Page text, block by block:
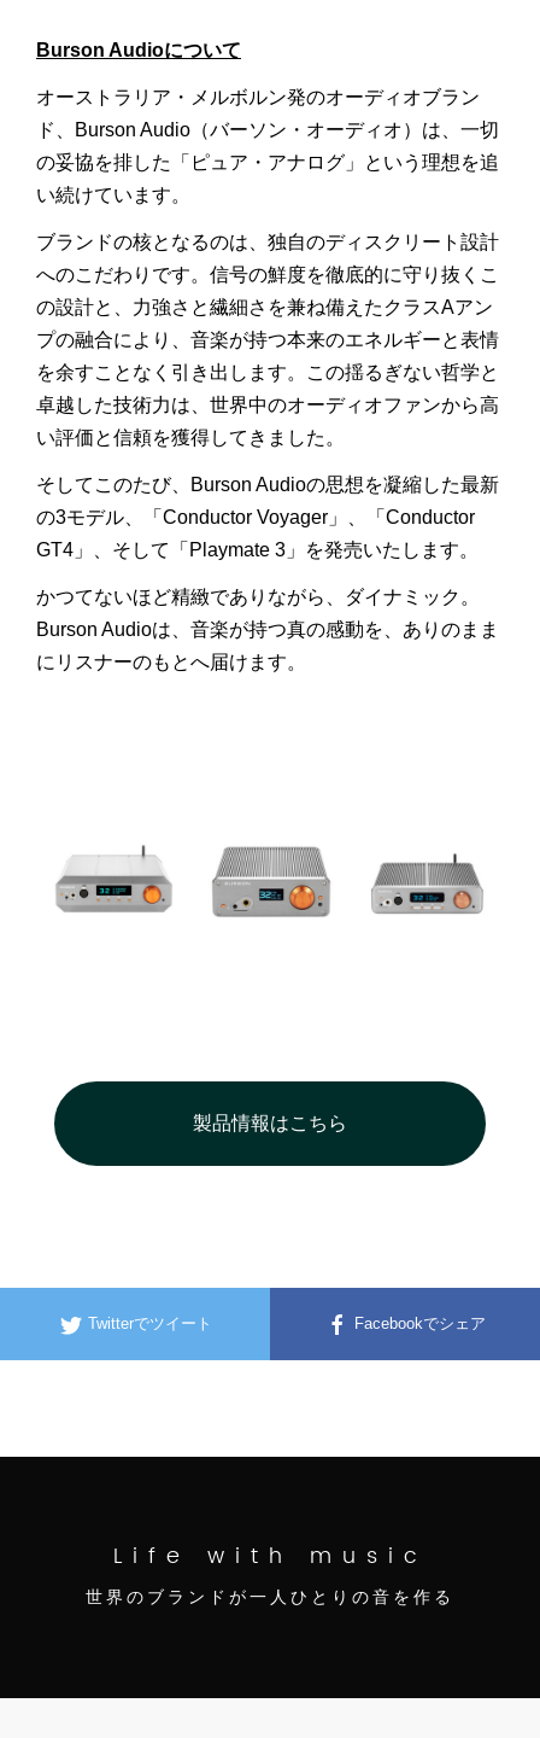
Burson Audioについて
オーストラリア・メルボルン発のオーディオブラン
ド、Burson Audio（バーソン・オーディオ）は、一切
の妥協を排した「ピュア・アナログ」という理想を追
い続けています。
ブランドの核となるのは、独自のディスクリート設計
へのこだわりです。信号の鮮度を徹底的に守り抜くこ
の設計と、力強さと繊細さを兼ね備えたクラスAアン
プの融合により、音楽が持つ本来のエネルギーと表情
を余すことなく引き出します。この揺るぎない哲学と
卓越した技術力は、世界中のオーディオファンから高
い評価と信頼を獲得してきました。
そしてこのたび、Burson Audioの思想を凝縮した最新
の3モデル、「Conductor Voyager」、「Conductor
GT4」、そして「Playmate 3」を発売いたします。
かつてないほど精緻でありながら、ダイナミック。
Burson Audioは、音楽が持つ真の感動を、ありのまま
にリスナーのもとへ届けます。
製品情報はこちら
Twitterでツイート Facebookでシェア
Life with music
世界のブランドが一人ひとりの音を作る